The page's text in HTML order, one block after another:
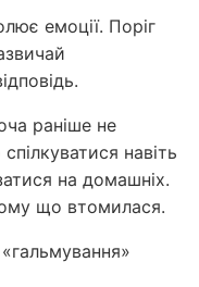
емоції. Поріг
раніше не
навіть
на домашніх.
що втомилася.